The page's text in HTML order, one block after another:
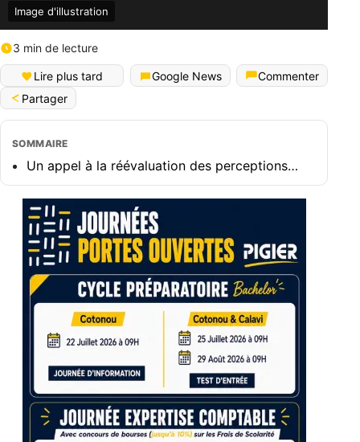
Image d'illustration
3 min de lecture
Lire plus tard Google News
Commenter
Partager
SOMMAIRE
Un appel à la réévaluation des perceptions…